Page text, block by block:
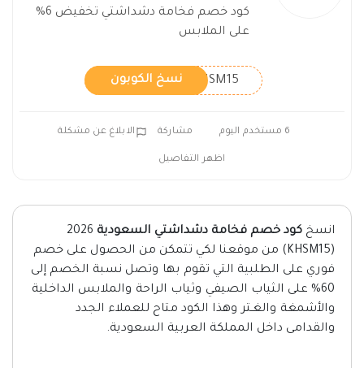
كود خصم فخامة دشداشتي تخفيض 6%
على الملابس
KHSM15 نسخ الكوبون
6 مستخدم اليوم مشاركة الابلاغ عن مشكلة
اظهر التفاصيل
انسخ كود خصم فخامة دشداشتي السعودية 2026
(KHSM15) من موقعنا لكي تتمكن من الحصول على خصم
فوري على الطلبية التي تقوم بها وتصل نسبة الخصم إلى
60% على الثياب الصيفي وثياب الراحة والملابس الداخلية
والأشمغة والغـتر وهذا الكود متاح للعملاء الجدد
والقدامى داخل المملكة العربية السعودية.